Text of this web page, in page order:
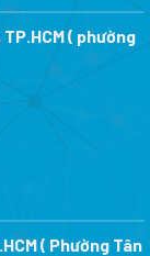
( phường
( Phường Tân